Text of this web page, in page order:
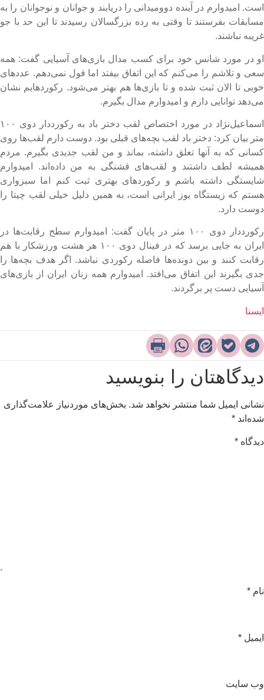
امیدوارم در آینده دوومیدانی را دریابند و جوانان و نوجوانان را به
بفرستند تا وقتی به رده بزرگسالان رسیدند تا این حد با جو
نباشند.
در مورد شانس خود برای کسب مدال بازی‌های آسیایی گفت: همه
و تلاشم را می‌کنم که این اتفاق بیفتد اما قول نمی‌دهم. عددهای
تا الان ثبت شده و تا بازی‌ها هم بهتر می‌شود. رکوردهایم نشان
توانایی دارم و امیدوارم مدال بگیرم.
اسماعیل‌نژاد در مورد اختصاص لقب دختر باد به رکورددار دوی ۱۰۰
بیان کرد: دختر باد لقب بچه‌های قبلی بود. دوست دارم لقب‌ها روی
که به آنها تعلق داشته، بماند و من لقب جدیدی بگیرم. مردم
لطف داشتند و لقب‌های قشنگی به من داده‌اند. امیدوارم
داشته باشم و رکوردهای بهتری ثبت کنم اما سبزواری
که زیستگاه یوز ایرانی است، به همین دلیل خیلی لقب چیتا را
دارد.
رکورددار دوی ۱۰۰ متر در پایان گفت: امیدوارم سطح رقابت‌ها در
ایران به جایی برسد که در فینال دوی ۱۰۰ هر هشت ورزشکار با هم
کنند و بین دونده‌ها فاصله رکوردی نباشد. اگر هدف بچه‌ها را
بگیرند این اتفاق می‌افتد. امیدوارم همه زنان ایران از بازی‌های
دست پر برگردند.​
را بنویسید
ایمیل شما منتشر نخواهد شد. بخش‌های موردنیاز علامت‌گذاری
*
*
*
*
سایت